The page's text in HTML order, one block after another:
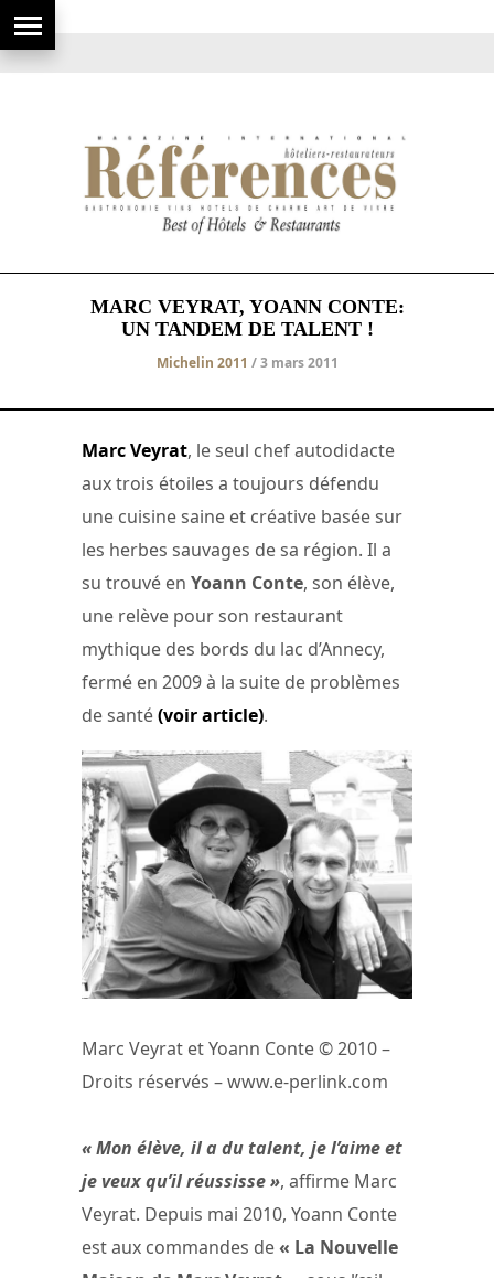
MARC VEYRAT, YOANN CONTE:
UN TANDEM DE TALENT !
Michelin 2011 / 3 mars 2011
Marc Veyrat, le seul chef autodidacte
aux trois étoiles a toujours défendu
une cuisine saine et créative basée sur
les herbes sauvages de sa région. Il a
su trouvé en Yoann Conte, son élève,
une relève pour son restaurant
mythique des bords du lac d’Annecy,
fermé en 2009 à la suite de problèmes
de santé(voir article).
Marc Veyrat et Yoann Conte © 2010 –
Droits réservés – www.e-perlink.com
« Mon élève, il a du talent, je l’aime et
je veux qu’il réussisse », affirme Marc
Veyrat. Depuis mai 2010, Yoann Conte
est aux commandes de« La Nouvelle